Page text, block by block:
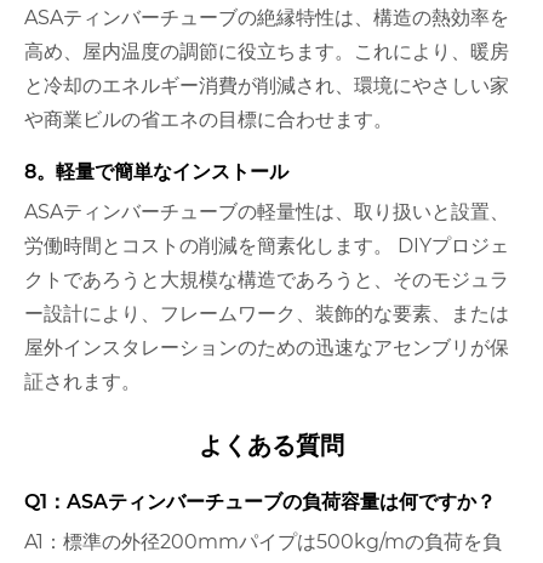
ASAティンバーチューブの絶縁特性は、構造の熱効率を
高め、屋内温度の調節に役立ちます。これにより、暖房
と冷却のエネルギー消費が削減され、環境にやさしい家
や商業ビルの省エネの目標に合わせます。
8。軽量で簡単なインストール
ASAティンバーチューブの軽量性は、取り扱いと設置、
労働時間とコストの削減を簡素化します。 DIYプロジェ
クトであろうと大規模な構造であろうと、そのモジュラ
ー設計により、フレームワーク、装飾的な要素、または
屋外インスタレーションのための迅速なアセンブリが保
証されます。
よくある質問
Q1：ASAティンバーチューブの負荷容量は何ですか？
A1：標準の外径200mmパイプは500kg/mの負荷を負